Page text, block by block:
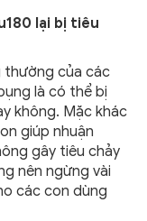
lại bị tiêu
thường của các
là có thể bị
không. Mặc khác
giúp nhuận
gây tiêu chảy
nên ngừng vài
các con dùng